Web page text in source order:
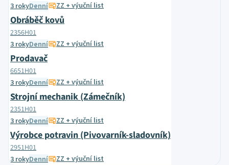
3 rokyDenní ZZ + výuční list
Obráběč kovů
2356H01
3 rokyDenní ZZ + výuční list
Prodavač
6651H01
3 rokyDenní ZZ + výuční list
Strojní mechanik (Zámečník)
2351H01
3 rokyDenní ZZ + výuční list
Výrobce potravin (Pivovarník-sladovník)
2951H01
3 rokyDenní ZZ + výuční list